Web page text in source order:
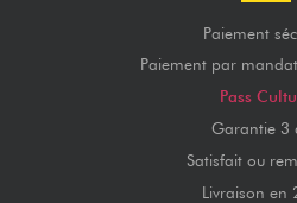
Paiement
Paiement par
Pass
Garantie 3
Satisfait ou
Livraison en